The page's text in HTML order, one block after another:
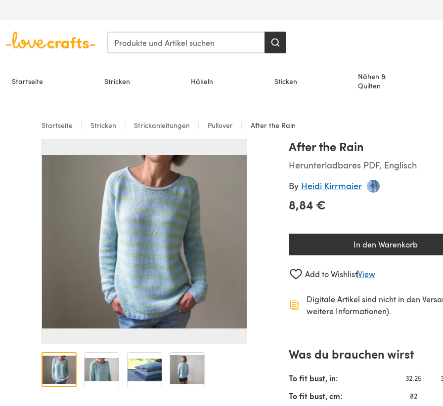
Startseite Stricken Häkeln Sticken
Nähen &
Quilten
Startseite Stricken Strickanleitungen Pullover After the Rain
After the Rain
Herunterladbares PDF, Englisch
By Heidi Kirrmaier
8,84 €
In den Warenkorb
Add to WishlistView
Digitale Artikel sind nicht in den
weitere Informationen).
Was du brauchen wirst
To fit bust, in: 32.25
To fit bust, cm: 82